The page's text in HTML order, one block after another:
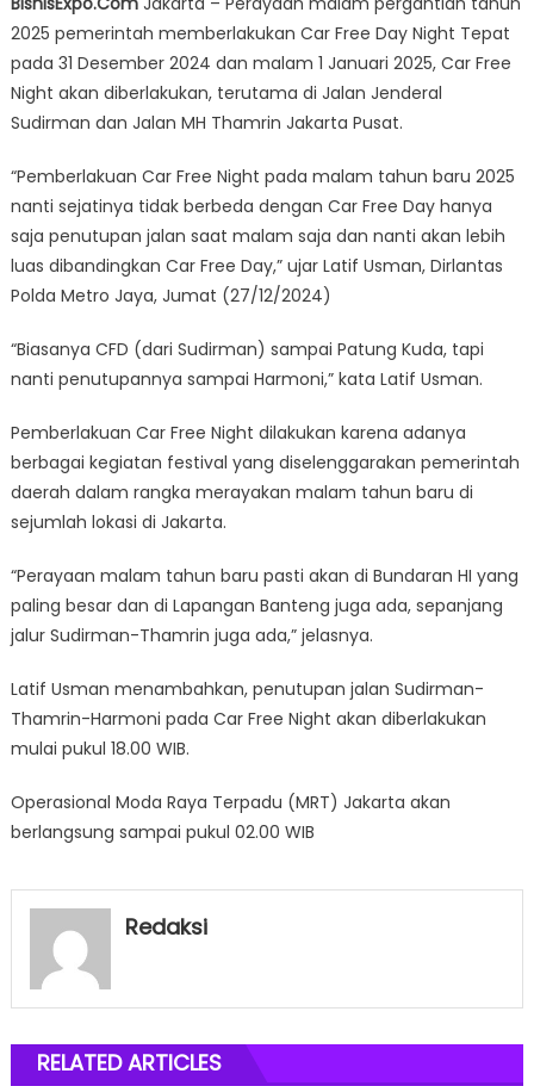
CFD
Night
di
Malam
Baru
2025,
2025 pemerintah memberlakukan Car Free Day Night Tepat
pada 31 Desember 2024 dan malam 1 Januari 2025, Car Free
Night akan diberlakukan, terutama di Jalan Jenderal
Sudirman dan Jalan MH Thamrin Jakarta Pusat.
“Pemberlakuan Car Free Night pada malam tahun baru 2025
nanti sejatinya tidak berbeda dengan Car Free Day hanya
saja penutupan jalan saat malam saja dan nanti akan lebih
luas dibandingkan Car Free Day,” ujar Latif Usman, Dirlantas
Polda Metro Jaya, Jumat (27/12/2024)
“Biasanya CFD (dari Sudirman) sampai Patung Kuda, tapi
nanti penutupannya sampai Harmoni,” kata Latif Usman.
Pemberlakuan Car Free Night dilakukan karena adanya
berbagai kegiatan festival yang diselenggarakan pemerintah
daerah dalam rangka merayakan malam tahun baru di
sejumlah lokasi di Jakarta.
“Perayaan malam tahun baru pasti akan di Bundaran HI yang
paling besar dan di Lapangan Banteng juga ada, sepanjang
jalur Sudirman-Thamrin juga ada,” jelasnya.
Latif Usman menambahkan, penutupan jalan Sudirman-
Thamrin-Harmoni pada Car Free Night akan diberlakukan
mulai pukul 18.00 WIB.
Operasional Moda Raya Terpadu (MRT) Jakarta akan
berlangsung sampai pukul 02.00 WIB
Redaksi
RELATED ARTICLES